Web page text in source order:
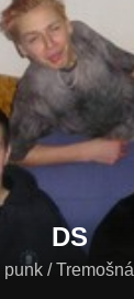
DS
punk / Tremošná